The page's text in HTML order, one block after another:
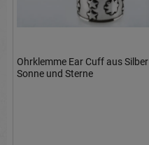
Ohrklemme Ear Cuff aus Silber
Sonne und Sterne